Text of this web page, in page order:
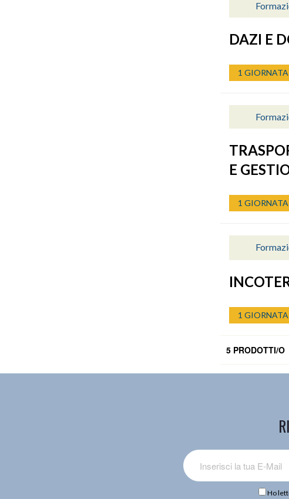
DAZI E
1 GIORNATA
E
1 GIORNATA
1 GIORNATA
5 PRODOTTI/O
Ho